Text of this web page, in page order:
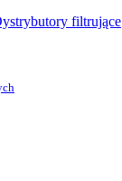
filtrujące